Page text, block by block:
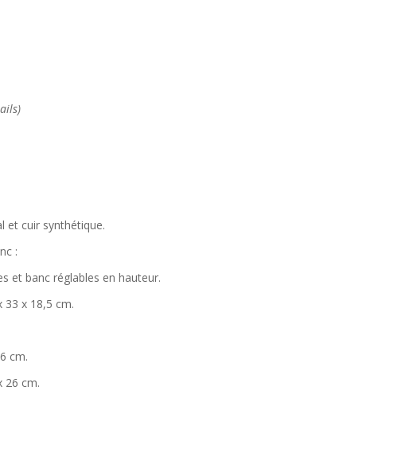
)
et cuir synthétique.
:
et banc réglables en hauteur.
33 x 18,5 cm.
cm.
26 cm.